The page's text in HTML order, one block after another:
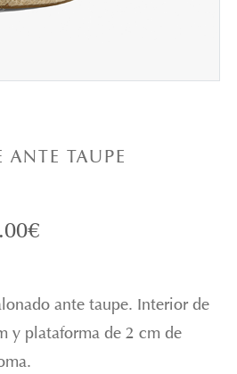
ANTE TAUPE
ante taupe. Interior de
y plataforma de 2 cm de